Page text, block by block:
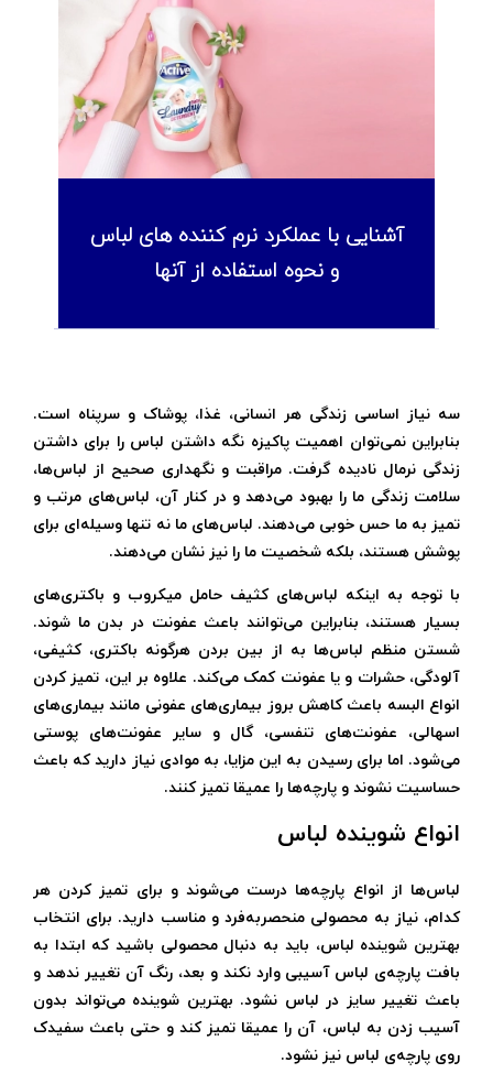
آشنایی با عملکرد نرم کننده های لباس
و نحوه‌ استفاده از آنها
سه نیاز اساسی زندگی هر انسانی، غذا، پوشاک و سرپناه است.
بنابراین نمی‌توان اهمیت پاکیزه نگه داشتن لباس را برای داشتن
زندگی نرمال نادیده گرفت. مراقبت و نگهداری صحیح از لباس‌ها،
سلامت زندگی ما را بهبود می‌دهد و در کنار آن، لباس‌های مرتب و
تمیز به ما حس خوبی می‌دهند. لباس‌های ما نه تنها وسیله‌ای برای
پوشش هستند، بلکه شخصیت ما را نیز نشان می‌دهند.
با توجه به اینکه لباس‌های کثیف حامل میکروب و باکتری‌های
بسیار هستند، بنابراین می‌توانند باعث عفونت در بدن ما شوند.
شستن منظم لباس‌ها به از بین بردن هرگونه باکتری، کثیفی،
آلودگی، حشرات و یا عفونت کمک می‌کند. علاوه بر این، تمیز کردن
انواع البسه باعث کاهش بروز بیماری‌های عفونی مانند بیماری‌های
اسهالی، عفونت‌های تنفسی، گال و سایر عفونت‌های پوستی
می‌شود. اما برای رسیدن به این مزایا، به موادی نیاز دارید که باعث
حساسیت نشوند و پارچه‌ها را عمیقا تمیز کنند.
انواع شوینده لباس
لباس‌ها از انواع پارچه‌ها درست می‌شوند و برای تمیز کردن هر
کدام، نیاز به محصولی منحصربه‌فرد و مناسب دارید. برای انتخاب
بهترین شوینده لباس، باید به دنبال محصولی باشید که ابتدا به
بافت پارچه‌ی لباس آسیبی وارد نکند و بعد، رنگ آن تغییر ندهد و
باعث تغییر سایز در لباس نشود. بهترین شوینده می‌تواند بدون
آسیب زدن به لباس، آن را عمیقا تمیز کند و حتی باعث سفیدک
روی پارچه‌ی لباس نیز نشود.